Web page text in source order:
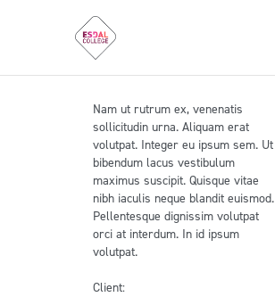
Video Presentation
Nam ut rutrum ex, venenatis
sollicitudin urna. Aliquam erat
volutpat. Integer eu ipsum sem. Ut
bibendum lacus vestibulum
maximus suscipit. Quisque vitae
nibh iaculis neque blandit euismod.
Pellentesque dignissim volutpat
orci at interdum. In id ipsum
volutpat.
Client: